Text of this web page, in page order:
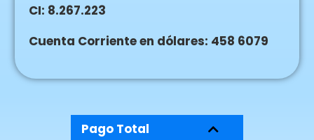
CI: 8.267.223
Cuenta Corriente en dólares: 458 6079
Pago Total